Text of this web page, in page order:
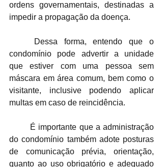
ordens governamentais, destinadas a
impedir a propagação da doença.
condomínio pode advertir a unidade
que estiver com uma pessoa sem
máscara em área comum, bem como o
visitante, inclusive podendo aplicar
multas em caso de reincidência.
do condomínio também adote posturas
de comunicação prévia, orientação,
quanto ao uso obrigatório e adequado